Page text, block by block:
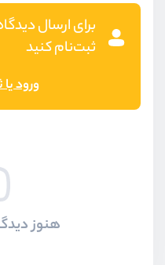
برای ارسال
ثبت‌نام کنید
ورود
هنوز